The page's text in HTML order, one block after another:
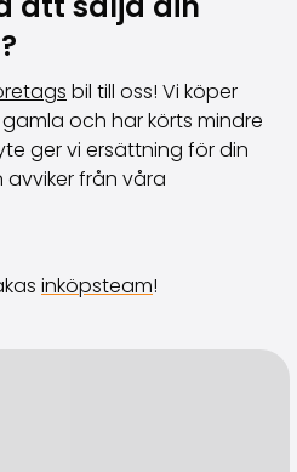
bil till oss! Vi köper
och har körts mindre
ger vi ersättning för din
från våra
inköpsteam!